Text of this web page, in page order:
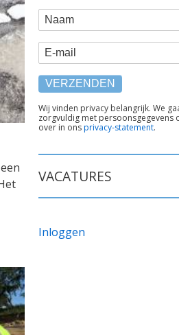
WEBFORM
Naam
E-mail
TEKST
ONDER
FORMULIER
Wij vinden privacy belangrijk. We
zorgvuldig met persoonsgegevens
over in onsprivacy-statement.
VACATURES
Inloggen